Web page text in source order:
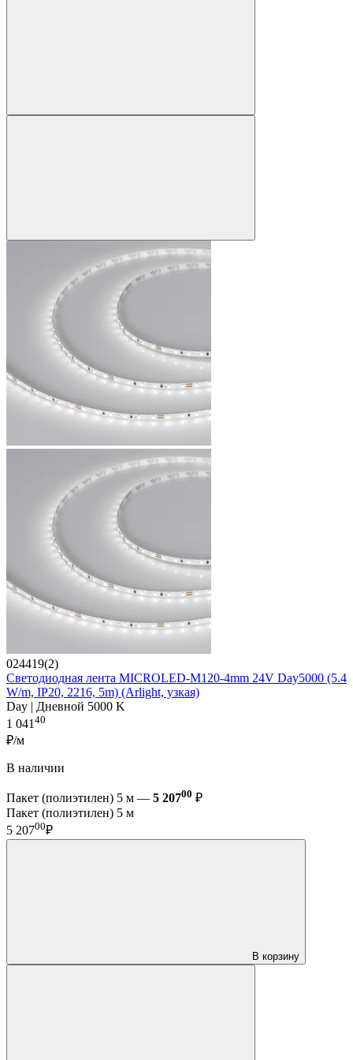
024419(2)
Светодиодная лента MICROLED-M120-4mm 24V Day5000 (5.4
W/m, IP20, 2216, 5m) (Arlight, узкая)
Day | Дневной 5000 K
1 041 40
₽/м
В наличии
Пакет (полиэтилен) 5 м — 5 20700 ₽
Пакет (полиэтилен) 5 м
5 20700₽
В корзину